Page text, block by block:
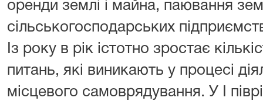
оренди землі і майна, паювання
сільськогосподарських
Із року в рік істотно зростає
питань, які виникають у процесі
місцевого самоврядування. У I